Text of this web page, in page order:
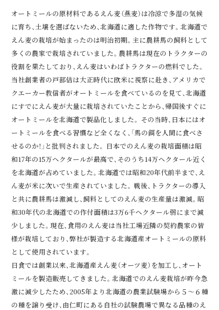
オートミールの原材料であるえん麦（燕麦）は冷涼で多湿の気候
に育ち、土壌を選ばないため、北海道に適した作物です。北海道で
えん麦の栽培が始まったのは明治初期。主に農耕馬の飼料として
多くの農家で栽培されていました。農耕馬は現在のトラクターの
役割を果たしており、えん麦はいわばトラクターの燃料でした。
当社創業者の戸部佶は大正時代に欧米に視察に赴き、アメリカで
クエーカー教信者がオートミールを食べているのを見て、北海道
にすでにえん麦が大量に栽培されていたことから、帰国後すぐに
オートミールを北海道で製品化しました。 その当時、日本にはオ
ートミールを食べる習慣など全くなく、「馬の餌を人間に食べさ
せるのか！」と批判されました。 日本でのえん麦の栽培面積は昭
和17年の15万ヘクタールが最高で、そのうち14万ヘクタール近く
を北海道が占めていました。北海道では昭和20年代前半まで、え
ん麦が米に次いで生産されていました。 戦後、トラクターの導入
と共に農耕馬は激減し、飼料としてのえん麦の生産量は激減。昭
和30年代の北海道での作付面積は3万6千ヘクタール弱にまで減
少しました。現在、食用のえん麦は当社工場近隣の契約農家の皆
様が栽培しており、弊社が製造する北海道産オートミールの原料
として使用されています。
日食では創業以来、北海道産えん麦（オーツ麦）を加工し、オート
ミールを製造販売してきました。北海道でのえん麦栽培が昨今急
激に減少したため、2005年より北海道の農業試験場から５～６種
の種を譲り受け、由仁町にある自社の試験農場で異なる品種のえ